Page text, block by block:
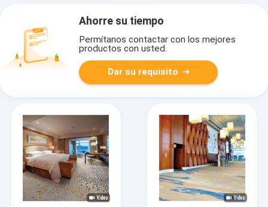
Ahorre su tiempo
Permítanos contactar con los mejores
productos con usted.
Dar su requisito